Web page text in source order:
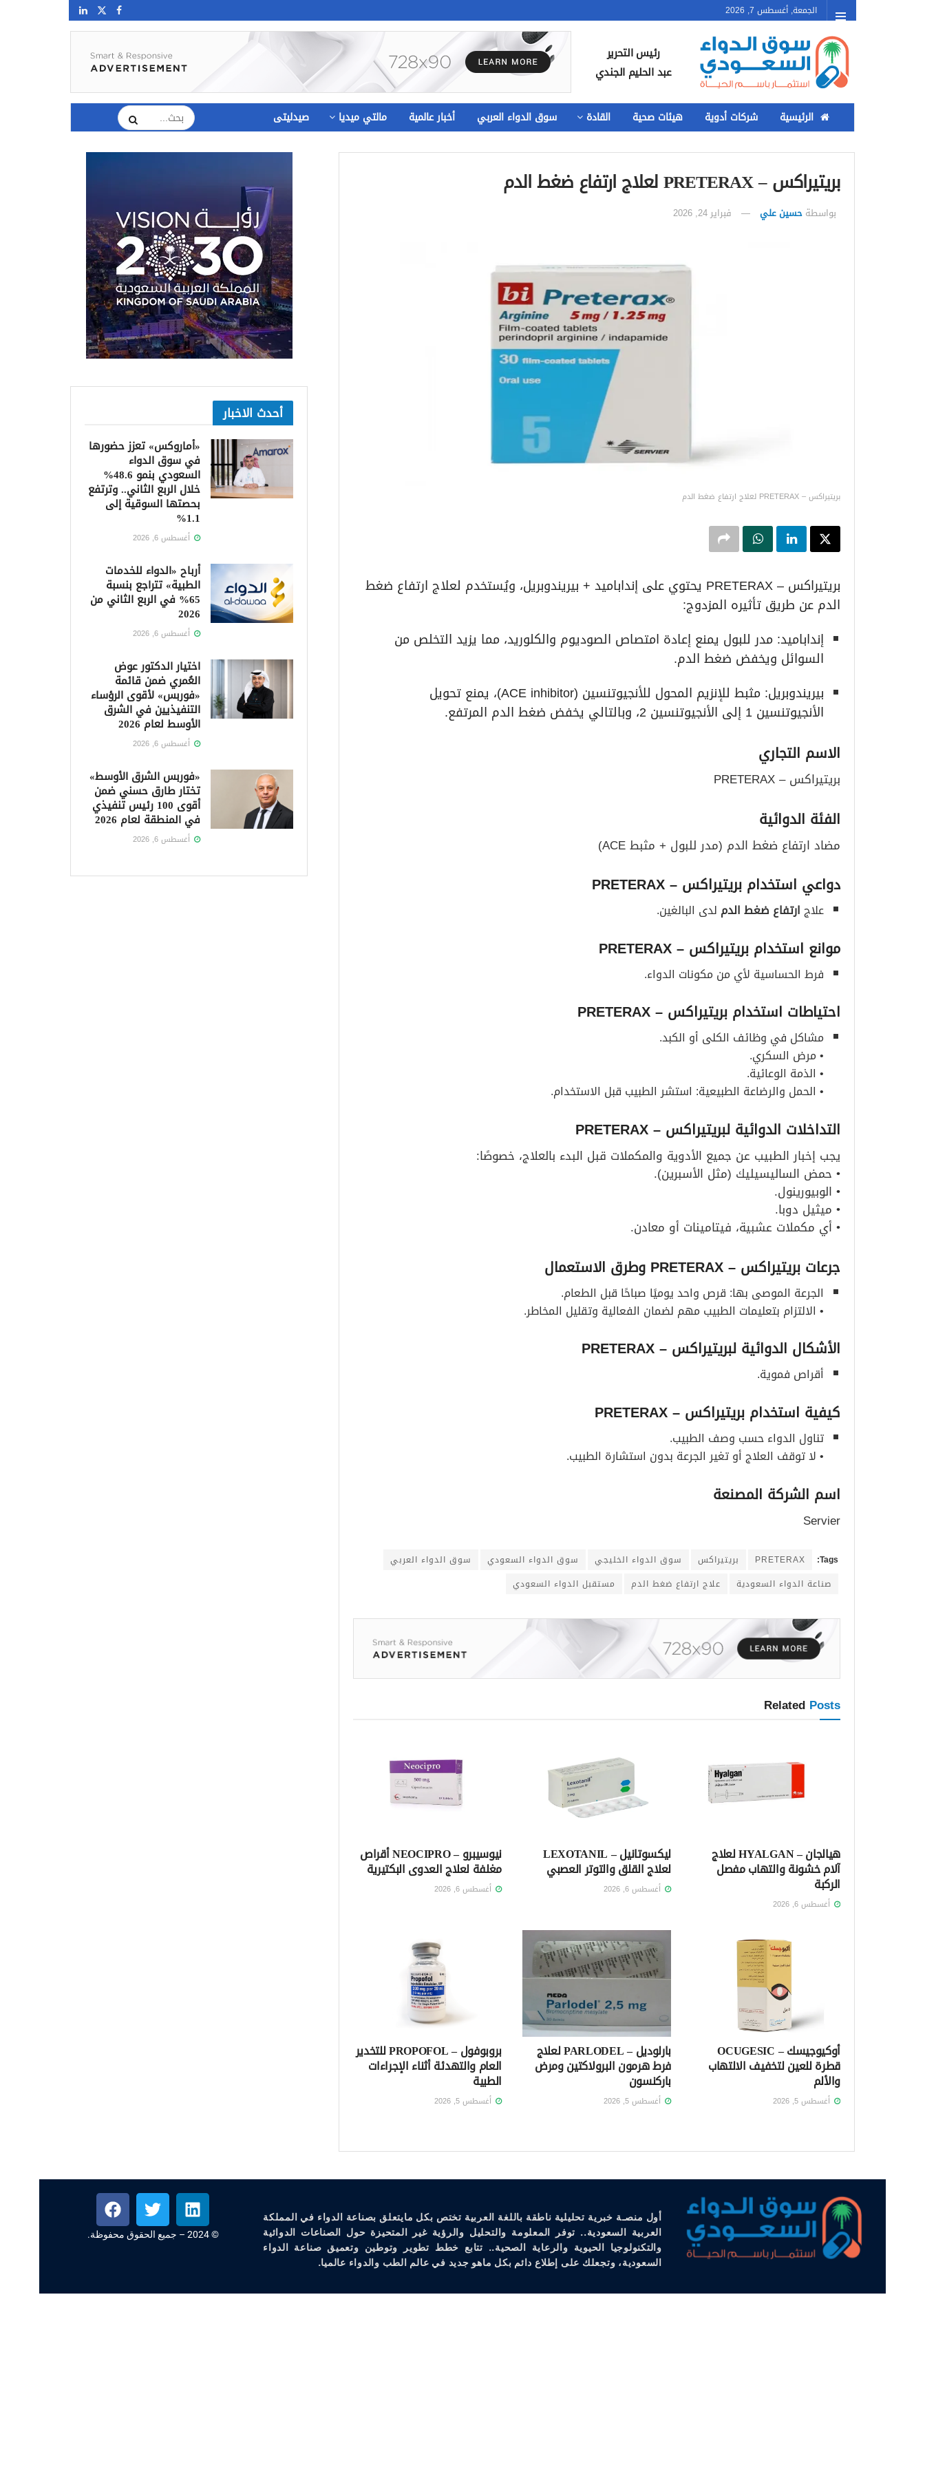
الجمعة, أغسطس 7, 2026
رئيس التحرير
عبد الحليم الجندي
الرئيسية شركات أدوية هيئات صحية القادة سوق الدواء العربي أخبار عالمية مالتي ميديا صيدليتى
بريتيراكس – PRETERAX لعلاج ارتفاع ضغط الدم
بواسطة حسين علي فبراير 24, 2026
بريتيراكس – PRETERAX لعلاج ارتفاع ضغط الدم
بريتيراكس – PRETERAX يحتوي على إنداباميد + بيريندوبريل، ويُستخدم لعلاج ارتفاع ضغط
الدم عن طريق تأثيره المزدوج:
إنداباميد: مدر للبول يمنع إعادة امتصاص الصوديوم والكلوريد، مما يزيد التخلص من
السوائل ويخفض ضغط الدم.
بيريندوبريل: مثبط للإنزيم المحول للأنجيوتنسين (ACE inhibitor)، يمنع تحويل
الأنجيوتنسين 1 إلى الأنجيوتنسين 2، وبالتالي يخفض ضغط الدم المرتفع.
الاسم التجاري
بريتيراكس – PRETERAX
الفئة الدوائية
مضاد ارتفاع ضغط الدم (مدر للبول + مثبط ACE)
دواعي استخدام بريتيراكس – PRETERAX
علاجارتفاع ضغط الدم لدى البالغين.
موانع استخدام بريتيراكس – PRETERAX
فرط الحساسية لأي من مكونات الدواء.
احتياطات استخدام بريتيراكس – PRETERAX
مشاكل في وظائف الكلى أو الكبد.
• مرض السكري.
• الذمة الوعائية.
• الحمل والرضاعة الطبيعية: استشر الطبيب قبل الاستخدام.
التداخلات الدوائية لبريتيراكس – PRETERAX
يجب إخبار الطبيب عن جميع الأدوية والمكملات قبل البدء بالعلاج، خصوصًا:
• حمض الساليسيليك (مثل الأسبرين).
• الوبيورينول.
• ميثيل دوبا.
• أي مكملات عشبية، فيتامينات أو معادن.
جرعات بريتيراكس – PRETERAX وطرق الاستعمال
الجرعة الموصى بها: قرص واحد يوميًا صباحًا قبل الطعام.
• الالتزام بتعليمات الطبيب مهم لضمان الفعالية وتقليل المخاطر.
الأشكال الدوائية لبريتيراكس – PRETERAX
أقراص فموية.
كيفية استخدام بريتيراكس – PRETERAX
تناول الدواء حسب وصف الطبيب.
• لا توقف العلاج أو تغير الجرعة بدون استشارة الطبيب.
اسم الشركة المصنعة
Servier
Tags:
PRETERAX بريتيراكس سوق الدواء الخليجي سوق الدواء السعودي
سوق الدواء العربي
صناعة الدواء السعودية
علاج ارتفاع ضغط الدم مستقبل الدواء السعودي
Related Posts
هيالجان – HYALGAN لعلاج
آلام خشونة والتهاب مفصل
الركبة
أغسطس 6, 2026
ليكسوتانيل – LEXOTANIL
لعلاج القلق والتوتر العصبي
أغسطس 6, 2026
نيوسيبرو – NEOCIPRO أقراص
مغلفة لعلاج العدوى البكتيرية
أغسطس 6, 2026
أوكيوجيسك – OCUGESIC
قطرة للعين لتخفيف الالتهاب
والألم
أغسطس 5, 2026
بارلوديل – PARLODEL لعلاج
فرط هرمون البرولاكتين ومرض
باركنسون
أغسطس 5, 2026
بروبوفول – PROPOFOL للتخدير
العام والتهدئة أثناء الإجراءات
الطبية
أغسطس 5, 2026
أحدث الاخبار
«أماروكس» تعزز حضورها
في سوق الدواء
السعودي بنمو 48.6%
خلال الربع الثاني.. وترتفع
بحصتها السوقية إلى
1.1%
أغسطس 6, 2026
أرباح «الدواء للخدمات
الطبية» تتراجع بنسبة
65% في الربع الثاني من
2026
أغسطس 6, 2026
اختيار الدكتور عوض
العُمري ضمن قائمة
«فوربس» لأقوى الرؤساء
التنفيذيين في الشرق
الأوسط لعام 2026
أغسطس 6, 2026
«فوربس الشرق الأوسط»
تختار طارق حسني ضمن
أقوى 100 رئيس تنفيذي
في المنطقة لعام 2026
أغسطس 6, 2026
أول منصـة خبرية تحليلية ناطقة باللغة العربية تختص بكل مايتعلق بصناعة الدواء في المملكة
العربية السعودية.. توفر المعلومة والتحليل والرؤية غير المتحيزة حول الصناعات الدوائية
والتكنولوجيا الحيوية والرعاية الصحية.. تتابع خطط تطوير وتوطين وتعميق صناعة الدواء
السعودية، وتجعلك على إطلاع دائم بكل ماهو جديد في عالم الطب والدواء عالميا.
© 2024 – جميع الحقوق محفوظة.